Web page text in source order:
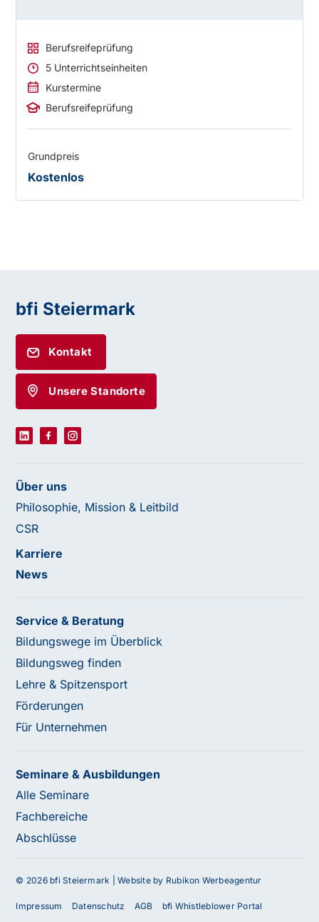
Berufsreifeprüfung
5 Unterrichtseinheiten
Kurstermine
Berufsreifeprüfung
Grundpreis
Kostenlos
bfi Steiermark
Kontakt
Unsere Standorte
Über uns
Philosophie, Mission & Leitbild
CSR
Karriere
News
Service & Beratung
Bildungswege im Überblick
Bildungsweg finden
Lehre & Spitzensport
Förderungen
Für Unternehmen
Seminare & Ausbildungen
Alle Seminare
Fachbereiche
Abschlüsse
© 2026 bfi Steiermark |Website by Rubikon Werbeagentur
Impressum Datenschutz AGB bfi Whistleblower Portal